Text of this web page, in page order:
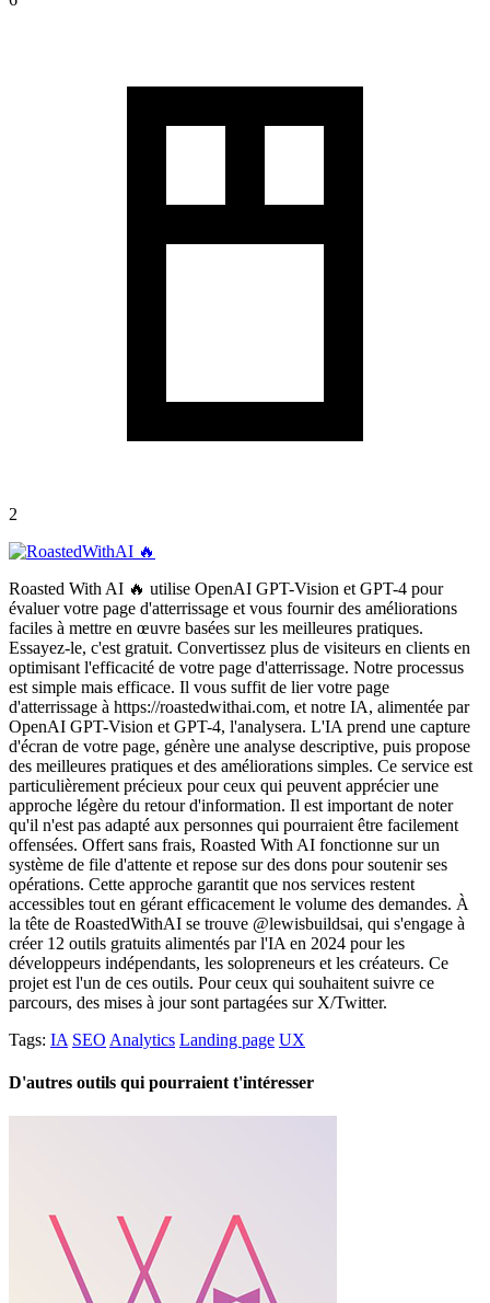
2
Roasted With AI 🔥 utilise OpenAI GPT-Vision et GPT-4 pour
évaluer votre page d'atterrissage et vous fournir des améliorations
faciles à mettre en œuvre basées sur les meilleures pratiques.
Essayez-le, c'est gratuit. Convertissez plus de visiteurs en clients en
optimisant l'efficacité de votre page d'atterrissage. Notre processus
est simple mais efficace. Il vous suffit de lier votre page
d'atterrissage à https://roastedwithai.com, et notre IA, alimentée par
OpenAI GPT-Vision et GPT-4, l'analysera. L'IA prend une capture
d'écran de votre page, génère une analyse descriptive, puis propose
des meilleures pratiques et des améliorations simples. Ce service est
particulièrement précieux pour ceux qui peuvent apprécier une
approche légère du retour d'information. Il est important de noter
qu'il n'est pas adapté aux personnes qui pourraient être facilement
offensées. Offert sans frais, Roasted With AI fonctionne sur un
système de file d'attente et repose sur des dons pour soutenir ses
opérations. Cette approche garantit que nos services restent
accessibles tout en gérant efficacement le volume des demandes. À
la tête de RoastedWithAI se trouve @lewisbuildsai, qui s'engage à
créer 12 outils gratuits alimentés par l'IA en 2024 pour les
développeurs indépendants, les solopreneurs et les créateurs. Ce
projet est l'un de ces outils. Pour ceux qui souhaitent suivre ce
parcours, des mises à jour sont partagées sur X/Twitter.
Tags: IA SEO Analytics Landing page UX
D'autres outils qui pourraient t'intéresser